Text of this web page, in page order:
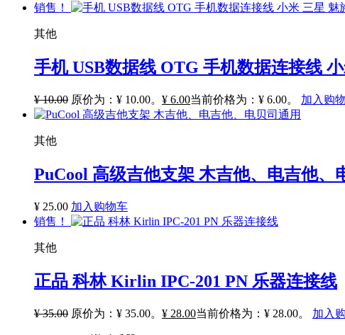
销售！
其他
手机 USB数据线 OTG 手机数据连接线
¥10.00 原价为：¥ 10.00。 ¥ 6.00当前价格为：¥ 6.00。 加入购
其他
PuCool 高级吉他支架 木吉他、电吉他、
¥ 25.00 加入购物车
销售！
其他
正品 科林 Kirlin IPC-201 PN 乐器连接线
¥35.00 原价为：¥ 35.00。 ¥ 28.00当前价格为：¥ 28.00。 加入